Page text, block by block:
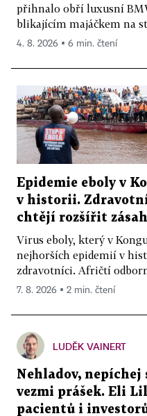
přihnalo obří luxusní
blikajícím majáčkem na
4. 8. 2026 ▪ 6 min. čtení
Epidemie eboly v
v historii.
chtějí rozšířit
Virus eboly, který v
nejhorších epidemií v
zdravotníci. Afričtí
7. 8. 2026 ▪ 2 min. čtení
LUDĚK VAINERT
Nehladov,
vezmi prášek. Eli
pacientů i